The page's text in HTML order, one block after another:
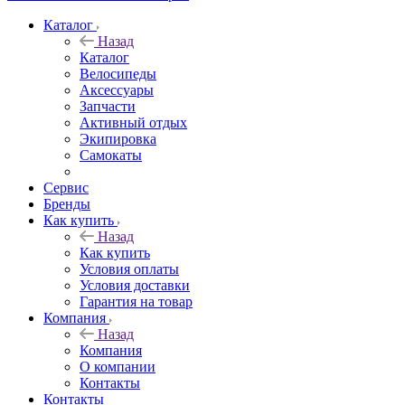
Каталог
Назад
Каталог
Велосипеды
Аксессуары
Запчасти
Активный отдых
Экипировка
Самокаты
Сервис
Бренды
Как купить
Назад
Как купить
Условия оплаты
Условия доставки
Гарантия на товар
Компания
Назад
Компания
О компании
Контакты
Контакты